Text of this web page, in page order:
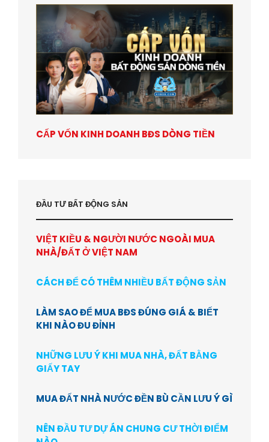
CẤP VỐN KINH DOANH BĐS DÒNG TIỀN
ĐẦU TƯ BẤT ĐỘNG SẢN
VIỆT KIỀU & NGƯỜI NƯỚC NGOÀI MUA
NHÀ/ĐẤT Ở VIỆT NAM
CÁCH ĐỂ CÓ THÊM NHIỀU BẤT ĐỘNG SẢN
LÀM SAO ĐỂ MUA BĐS ĐÚNG GIÁ & BIẾT
KHI NÀO ĐU ĐỈNH
NHỮNG LƯU Ý KHI MUA NHÀ, ĐẤT BẰNG
GIẤY TAY
MUA ĐẤT NHÀ NƯỚC ĐỀN BÙ CẦN LƯU Ý GÌ
NÊN ĐẦU TƯ DỰ ÁN CHUNG CƯ THỜI ĐIỂM